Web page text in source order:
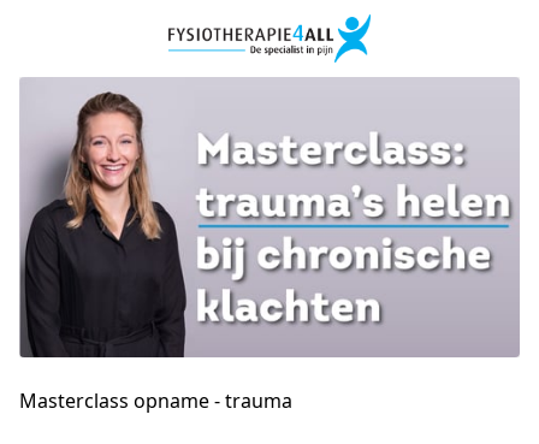
Masterclass opname - trauma